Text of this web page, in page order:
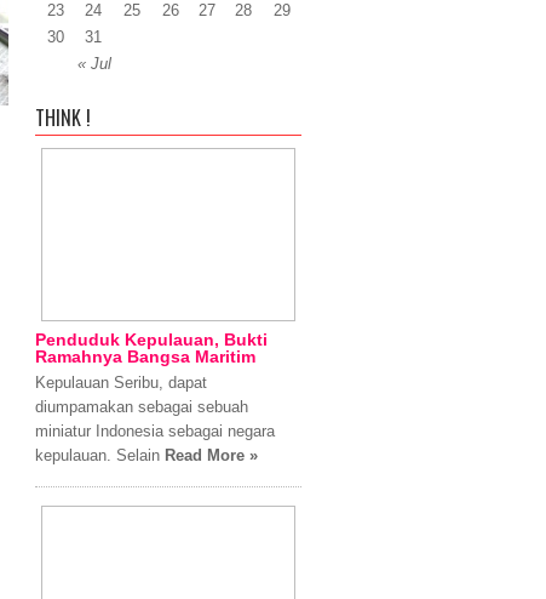
« Jul
23
24 25 26 27 28
29
30
31
THINK !
Penduduk Kepulauan, Bukti
Ramahnya Bangsa Maritim
Kepulauan Seribu, dapat
diumpamakan sebagai sebuah
miniatur Indonesia sebagai negara
kepulauan. Selain Read More »